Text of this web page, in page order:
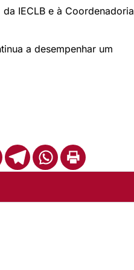
IECLB e à Coordenadoria
a desempenhar um